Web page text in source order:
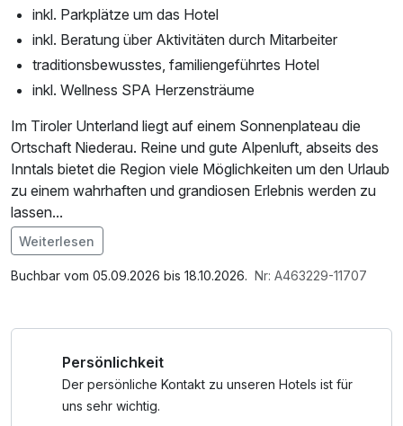
inkl. Parkplätze um das Hotel
inkl. Beratung über Aktivitäten durch Mitarbeiter
traditionsbewusstes, familiengeführtes Hotel
inkl. Wellness SPA Herzensträume
Im Tiroler Unterland liegt auf einem Sonnenplateau die
Ortschaft Niederau. Reine und gute Alpenluft, abseits des
Inntals bietet die Region viele Möglichkeiten um den Urlaub
zu einem wahrhaften und grandiosen Erlebnis werden zu
lassen...
Im Angebot enthalten
Parkplatz, Nutzung des Fitnessbereichs, W-LAN Nutzung /
Weiterlesen
Buchbar vom 05.09.2026 bis 18.10.2026. Nr: A463229-11707
Persönlichkeit
Der persönliche Kontakt zu unseren Hotels ist für
uns sehr wichtig.